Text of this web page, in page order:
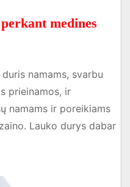
medines
namams, svarbu
prieinamos, ir
namams ir poreikiams
Lauko durys dabar